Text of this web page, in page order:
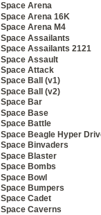
Space Arena
Space Arena 16K
Space Arena M4
Space Assailants
Space Assailants 2121
Space Assault
Space Attack
Space Ball (v1)
Space Ball (v2)
Space Bar
Space Base
Space Battle
Space Beagle Hyper
Space Binvaders
Space Blaster
Space Bombs
Space Bowl
Space Bumpers
Space Cadet
Space Caverns